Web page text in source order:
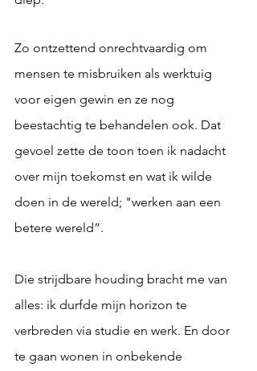
Zo ontzettend onrechtvaardig om
mensen te misbruiken als werktuig
voor eigen gewin en ze nog
beestachtig te behandelen ook. Dat
gevoel zette de toon toen ik nadacht
over mijn toekomst en wat ik wilde
doen in de wereld; "werken aan een
betere wereld”.
Die strijdbare houding bracht me van
alles: ik durfde mijn horizon te
verbreden via studie en werk. En door
te gaan wonen in onbekende